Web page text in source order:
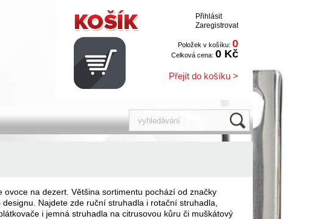
Přihlásit
Zaregistrovat
Položek v košíku: 0
Celková cena: 0 Kč
Přejít do košíku >
na dezert. Většina sortimentu pochází od značky
Najdete zde ruční struhadla i rotační struhadla,
i jemná struhadla na citrusovou kůru či muškátový